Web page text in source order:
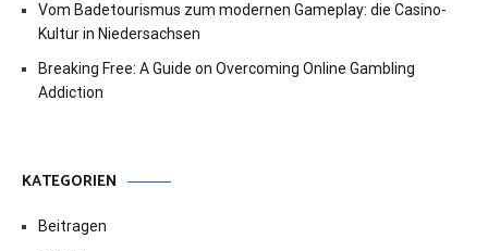
Vom Badetourismus zum modernen Gameplay: die Casino-
Kultur in Niedersachsen
Breaking Free: A Guide on Overcoming Online Gambling
Addiction
KATEGORIEN
Beitragen